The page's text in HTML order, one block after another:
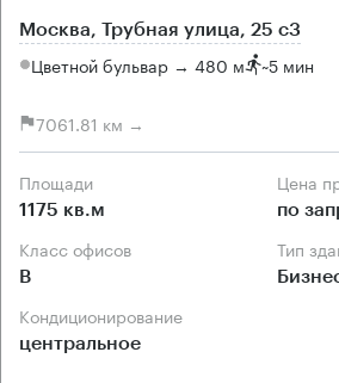
Москва, Трубная улица, 25 с3
Цветной бульвар → 480 м ~5 мин
7061.81 км →
Площади
1175 кв.м
Цена
по
Класс офисов
B
Тип
Кондиционирование
центральное